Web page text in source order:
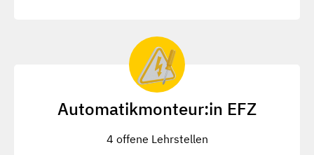
Automatikmonteur:in EFZ
4 offene Lehrstellen